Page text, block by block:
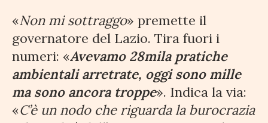
«Non mi sottraggo» premette il
governatore del Lazio. Tira fuori i
numeri: «Avevamo 28mila pratiche
ambientali arretrate, oggi sono mille
ma sono ancora troppe». Indica la via:
«C’è un nodo che riguarda la burocrazia